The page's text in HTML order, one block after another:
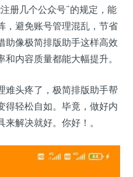
册几个公众号”的规定，能
，避免账号管理混乱，节省
助像极简排版助手这样高效
内容质量都能大幅提升。
难头疼了，极简排版助手帮
得轻松自如。毕竟，做好内
解决就好。你好！。